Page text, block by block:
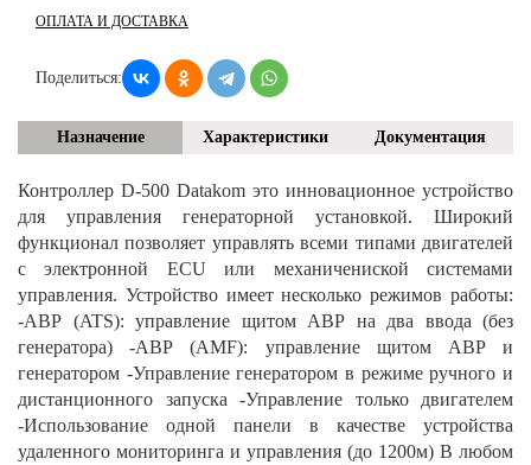
ОПЛАТА И ДОСТАВКА
Поделиться:
Назначение Характеристики Документация
Контроллер D-500 Datakom это инновационное устройство
для управления генераторной установкой. Широкий
функционал позволяет управлять всеми типами двигателей
с электронной ECU или механичениской системами
управления. Устройство имеет несколько режимов работы:
-АВР (ATS): управление щитом АВР на два ввода (без
генератора) -АВР (AMF): управление щитом АВР и
генератором -Управление генератором в режиме ручного и
дистанционного запуска -Управление только двигателем
-Использование одной панели в качестве устройства
удаленного мониторинга и управления (до 1200м) В любом